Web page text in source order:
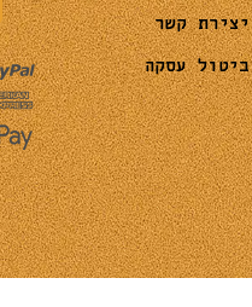
יצירת קשר
ביטול עסקה